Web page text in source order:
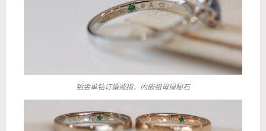
铂金单钻订婚戒指，内嵌祖母绿秘石